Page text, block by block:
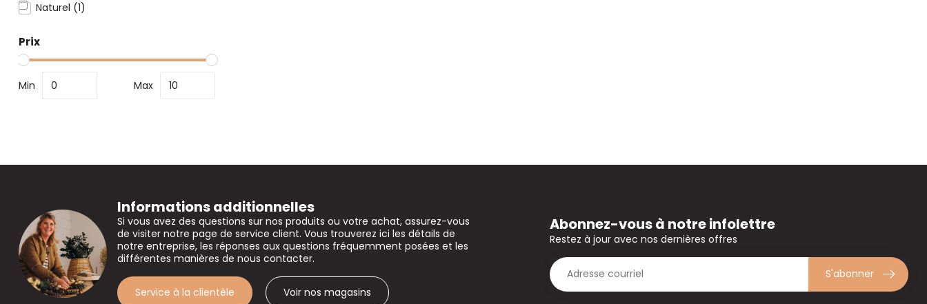
Naturel (1)
Prix
Min Max
Informations additionnelles
Si vous avez des questions sur nos produits ou votre achat, assurez-vous
de visiter notre page de service client. Vous trouverez ici les détails de
notre entreprise, les réponses aux questions fréquemment posées et les
différentes manières de nous contacter.
Service à la clientèle Voir nos magasins
Abonnez-vous à notre infolettre
Restez à jour avec nos dernières offres
S'abonner